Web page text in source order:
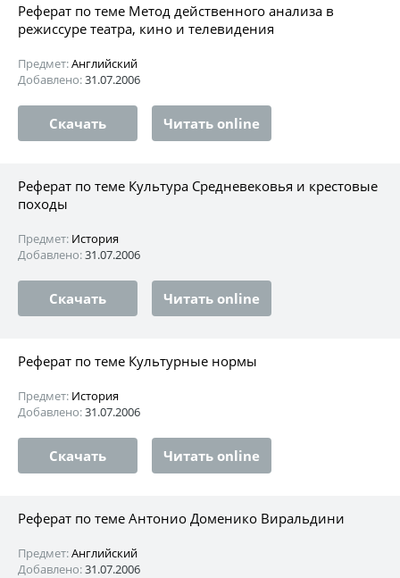
Реферат по теме Метод действенного анализа в
режиссуре театра, кино и телевидения
Предмет:Английский
Добавлено:31.07.2006
Скачать Читать online
Реферат по теме Культура Средневековья и крестовые
походы
Предмет: История
Добавлено:31.07.2006
Скачать Читать online
Реферат по теме Культурные нормы
Предмет: История
Добавлено:31.07.2006
Скачать Читать online
Реферат по теме Антонио Доменико Виральдини
Предмет:Английский
Добавлено:31.07.2006